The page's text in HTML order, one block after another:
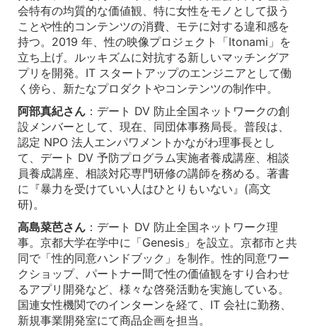
会特有の均質的な価値観、特に女性をモノとして扱う
ことや性的コンテンツの消費、モテに対する違和感を
持つ。2019 年、性の映像プロジェクト「Itonami」を
立ち上げ。ルッキズムに対抗する新しいマッチングア
プリを開発。IT スタートアップのエンジニアとして働
く傍ら、新たなプロダクトやコンテンツの制作中。
阿部真紀さん ：デート DV 防止全国ネットワークの創
設メンバーとして、現在、同団体事務局長。普段は、
認定 NPO 法人エンパワメントかながわ理事長とし
て、デート DV 予防プログラム実施者養成講座、相談
員養成講座、相談対応専門研修の講師を務める。著書
に『暴力を受けていい人はひとりもいない』(高文
研)。
高島菜芭さん ：デート DV 防止全国ネットワーク理
事。京都大学在学中に「Genesis」を設立。京都市と共
同で「性的同意ハンドブック」を制作。性的同意ワー
クショップ、パートナー間で性の価値観をすり合わせ
るアプリ開発など、様々な啓発活動を実施している。
国連女性機関でのインターンを経て、IT 会社に勤務、
新規事業開発室にて商品企画を担当。